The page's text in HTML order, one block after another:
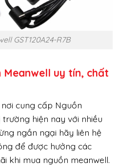
GST120A24-R7B
Meanwell uy tín, chất
cung cấp Nguồn
hiện nay với nhiều
ngần ngại hãy liên hệ
để được hưởng các
khi mua nguồn meanwell.